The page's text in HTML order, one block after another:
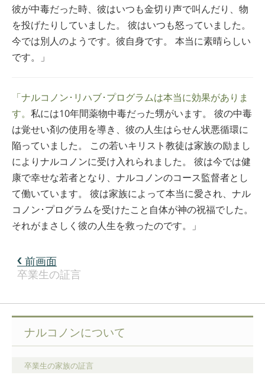
彼が中毒だった時、彼はいつも金切り声で叫んだり、物
を投げたりしていました。 彼はいつも怒っていました。
今では別人のようです。彼自身です。 本当に素晴らしい
です。」
「ナルコノン･リハブ･プログラムは本当に効果がありま
す。 私には10年間薬物中毒だった甥がいます。 彼の中毒
は覚せい剤の使用を導き、彼の人生はらせん状悪循環に
陥っていました。 この若いキリスト教徒は家族の励まし
によりナルコノンに受け入れられました。 彼は今では健
康で幸せな若者となり、ナルコノンのコース監督者とし
て働いています。 彼は家族によって本当に愛され、ナル
コノン･プログラムを受けたこと自体が神の祝福でした。
それがまさしく彼の人生を救ったのです。」
前画面
卒業生の証言
ナルコノンについて
卒業生の家族の証言